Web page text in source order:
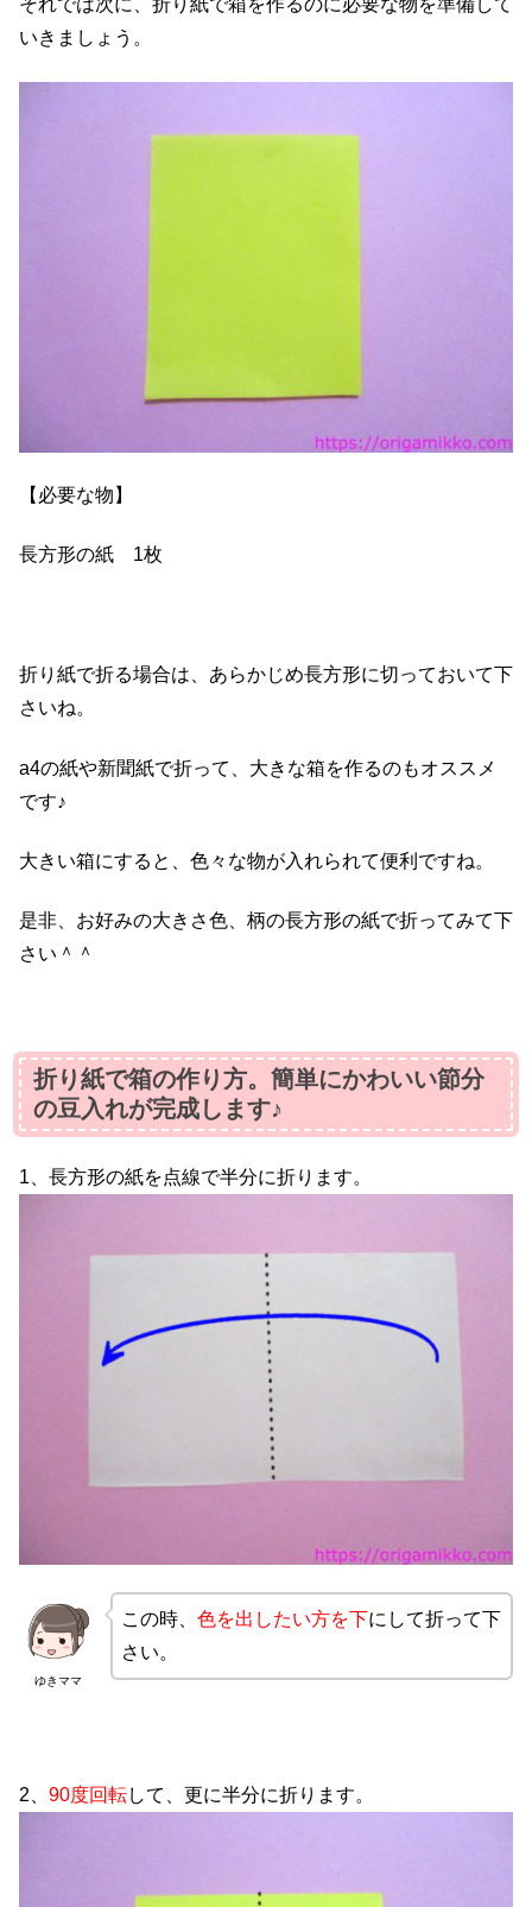
それでは次に、折り紙で箱を作るのに必要な物を準備して
いきましょう。
【必要な物】
長方形の紙 1枚
折り紙で折る場合は、あらかじめ長方形に切っておいて下
さいね。
a4の紙や新聞紙で折って、大きな箱を作るのもオススメ
です♪
大きい箱にすると、色々な物が入れられて便利ですね。
是非、お好みの大きさ色、柄の長方形の紙で折ってみて下
さい＾＾
折り紙で箱の作り方。簡単にかわいい節分
の豆入れが完成します♪
1、長方形の紙を点線で半分に折ります。
ゆきママ
この時、 色を出したい方を下にして折って下
さい。
2、 90度回転して、更に半分に折ります。